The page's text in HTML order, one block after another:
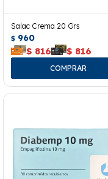
Salac Crema 20 Grs
$ 960
$ 816 $ 816